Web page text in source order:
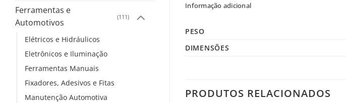
Ferramentas e
Automotivos
(111)
Elétricos e Hidráulicos
Eletrônicos e Iluminação
Ferramentas Manuais
Fixadores, Adesivos e Fitas
Manutenção Automotiva
Informação adicional
PESO
DIMENSÕES
PRODUTOS RELACIONADOS